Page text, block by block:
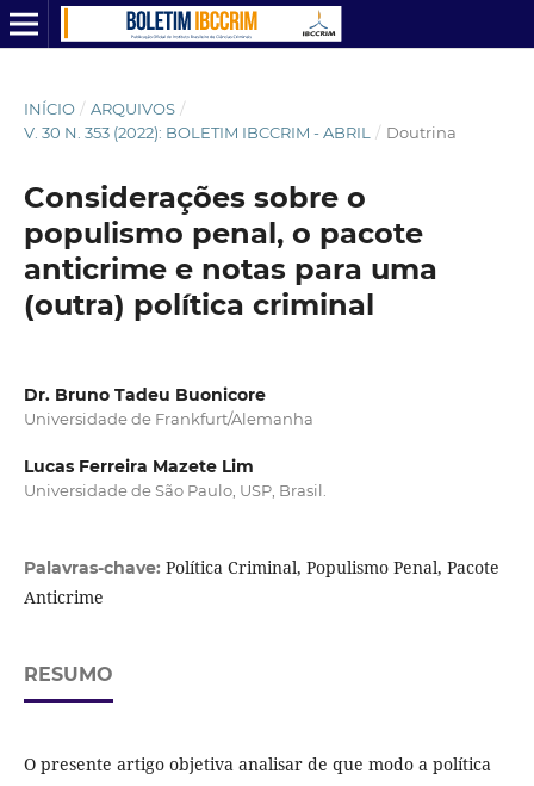
INÍCIO / ARQUIVOS /
V. 30 N. 353 (2022): BOLETIM IBCCRIM - ABRIL
/ Doutrina
Considerações sobre o
populismo penal, o pacote
anticrime e notas para uma
(outra) política criminal
Dr. Bruno Tadeu Buonicore
Universidade de Frankfurt/Alemanha
Lucas Ferreira Mazete Lim
Universidade de São Paulo, USP, Brasil.
Palavras-chave: Política Criminal, Populismo Penal, Pacote
Anticrime
RESUMO
O presente artigo objetiva analisar de que modo a política